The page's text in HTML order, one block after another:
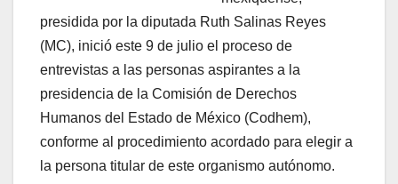
presidida por la diputada Ruth Salinas Reyes
(MC), inició este 9 de julio el proceso de
entrevistas a las personas aspirantes a la
presidencia de la Comisión de Derechos
Humanos del Estado de México (Codhem),
conforme al procedimiento acordado para elegir a
la persona titular de este organismo autónomo.